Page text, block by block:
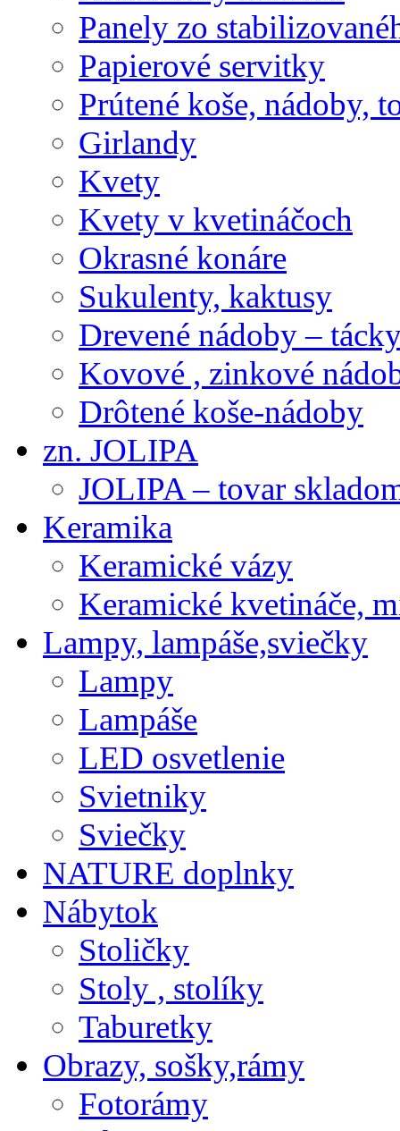
Panely zo
Papierové servitky
Prútené koše, nádoby,
Girlandy
Kvety
Kvety v kvetináčoch
Okrasné konáre
Sukulenty, kaktusy
Drevené nádoby –
Kovové , zinkové
Drôtené koše-nádoby
zn. JOLIPA
JOLIPA – tovar
Keramika
Keramické vázy
Keramické kvetináče,
Lampy, lampáše,sviečky
Lampy
Lampáše
LED osvetlenie
Svietniky
Sviečky
NATURE doplnky
Nábytok
Stoličky
Stoly , stolíky
Taburetky
Obrazy, sošky,rámy
Fotorámy